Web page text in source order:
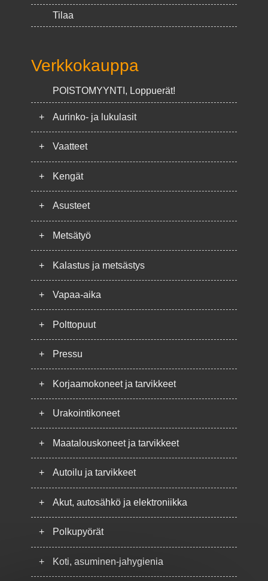
Tilaa
Verkkokauppa
POISTOMYYNTI, Loppuerät!
+ Aurinko- ja lukulasit
+ Vaatteet
+ Kengät
+ Asusteet
+ Metsätyö
+ Kalastus ja metsästys
+ Vapaa-aika
+ Polttopuut
+ Pressu
+ Korjaamokoneet ja tarvikkeet
+ Urakointikoneet
+ Maatalouskoneet ja tarvikkeet
+ Autoilu ja tarvikkeet
+ Akut, autosähkö ja elektroniikka
+ Polkupyörät
+ Koti, asuminen-jahygienia